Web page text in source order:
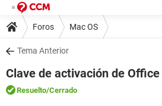
Foros Mac OS
Tema Anterior
Clave de activación de
Resuelto/Cerrado